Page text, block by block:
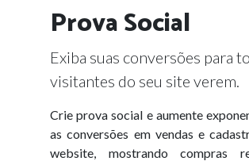
Prova Social
Exiba suas conversões para
visitantes do seu site verem.
Crie prova social e aumente
as conversões em vendas e
website, mostrando compras